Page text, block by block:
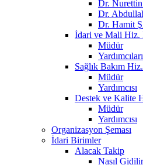
Dr.
Dr.
Dr. Hamit
İdari ve Mali Hiz.
Müdür
Yardımcıları
Sağlık Bakım
Müdür
Yardımcısı
Destek ve Kalite
Müdür
Yardımcısı
Organizasyon Şeması
İdari Birimler
Alacak Takip
Nasıl